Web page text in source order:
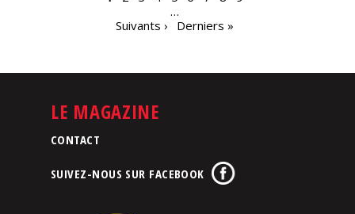
…
Suivants ›
Derniers »
LE MAGAZINE
CONTACT
SUIVEZ-NOUS SUR FACEBOOK